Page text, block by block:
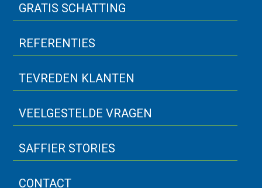
GRATIS SCHATTING
REFERENTIES
TEVREDEN KLANTEN
VEELGESTELDE VRAGEN
SAFFIER STORIES
CONTACT